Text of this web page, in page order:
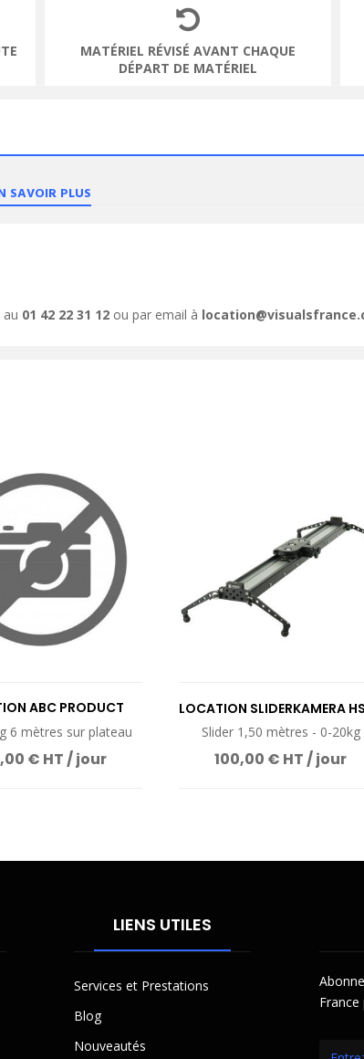
MATÉRIEL RÉVISÉ AVANT CHAQUE
DÉPART DE MATÉRIEL
SAVOIR PLUS
01 42 22 31 12 ou par email à
VOIR LE PRODUIT
ABC PRODUCT
6 mètres sur plateau
€ HT / jour
LOCATION SLIDERKAMERA
Slider 1,50 mètres - 0-20kg
100,00 € HT / jour
LIENS UTILES
Services et Prestations
Blog
Nouveautés